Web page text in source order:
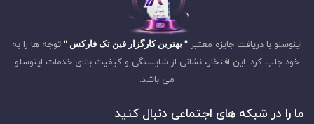
اینوسلو با دریافت جایزه معتبر " بهترین کارگزار فین تک فارکس " توجه ها را به
خود جلب کرد. این افتخار، نشانی از شایستگی و کیفیت بالای خدمات اینوسلو
می باشد.
ما را در شبکه های اجتماعی دنبال کنید